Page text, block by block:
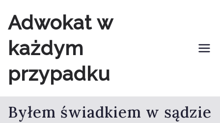
do
treści
Adwokat w
każdym
przypadku
Byłem świadkiem w sądzie